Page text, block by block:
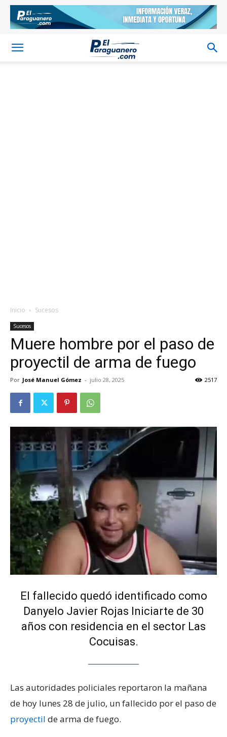
Inicio Sucesos
Sucesos
Muere hombre por el paso de
proyectil de arma de fuego
Por José Manuel Gómez - julio 28, 2025 2517
El fallecido quedó identificado como
Danyelo Javier Rojas Iniciarte de 30
años con residencia en el sector Las
Cocuisas.
Las autoridades policiales reportaron la mañana
de hoy lunes 28 de julio, un fallecido por el paso de
proyectil de arma de fuego.